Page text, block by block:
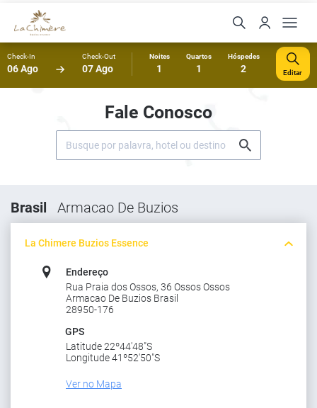
Check-In
06 Ago
Check-Out
07 Ago
Noites
1
Quartos
1
Hóspedes
2 Editar
Fale Conosco
Brasil Armacao De Buzios
La Chimere Buzios Essence
Endereço
Rua Praia dos Ossos, 36 Ossos Ossos
Armacao De Buzios Brasil
28950-176
GPS
Latitude 22º44'48"S
Longitude 41º52'50"S
Ver no Mapa